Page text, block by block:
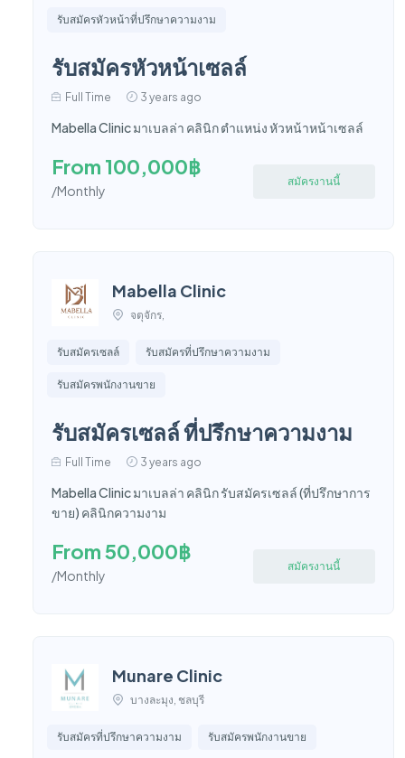
รับสมัครหัวหน้าที่ปรึกษาความงาม
รับสมัครหัวหน้าเซลล์
Full Time 3 years ago
Mabella Clinic มาเบลล่า คลินิก ตำแหน่ง หัวหน้าหน้าเซลล์
From 100,000฿
/Monthly
สมัครงานนี้
Mabella Clinic
จตุจักร,
รับสมัครเซลล์ รับสมัครที่ปรึกษาความงาม
รับสมัครพนักงานขาย
รับสมัครเซลล์ ที่ปรึกษาความงาม
Full Time 3 years ago
Mabella Clinic มาเบลล่า คลินิก รับสมัครเซลล์ (ที่ปรึกษาการ
ขาย) คลินิกความงาม
From 50,000฿
/Monthly
สมัครงานนี้
Munare Clinic
บางละมุง, ชลบุรี
รับสมัครที่ปรึกษาความงาม รับสมัครพนักงานขาย